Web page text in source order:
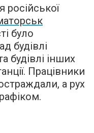
російської
було
будівлі
будівлі інших
Працівники
а рух